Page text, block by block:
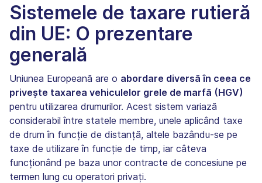
Sistemele de taxare rutieră
din UE: O prezentare
generală
Uniunea Europeană are o abordare diversă în ceea ce
privește taxarea vehiculelor grele de marfă (HGV)
pentru utilizarea drumurilor. Acest sistem variază
considerabil între statele membre, unele aplicând taxe
de drum în funcție de distanță, altele bazându-se pe
taxe de utilizare în funcție de timp, iar câteva
funcționând pe baza unor contracte de concesiune pe
termen lung cu operatori privați.